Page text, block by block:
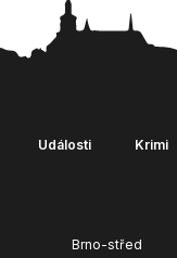
Události Krimi
Brno-střed